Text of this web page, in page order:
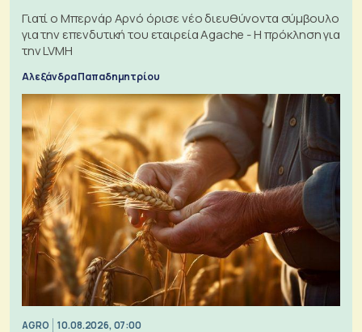
Γιατί ο Μπερνάρ Αρνό όρισε νέο διευθύνοντα σύμβουλο
για την επενδυτική του εταιρεία Agache - Η πρόκληση για
την LVMH
Αλεξάνδρα Παπαδημητρίου
AGRO 10.08.2026, 07:00